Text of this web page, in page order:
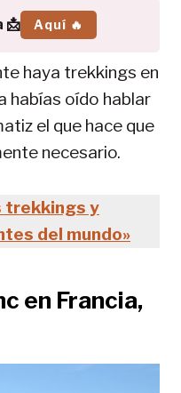
📩 Aquí 🔥
haya trekkings en
habías oído hablar
el que hace que
necesario.
trekkings y
del mundo»
en Francia,